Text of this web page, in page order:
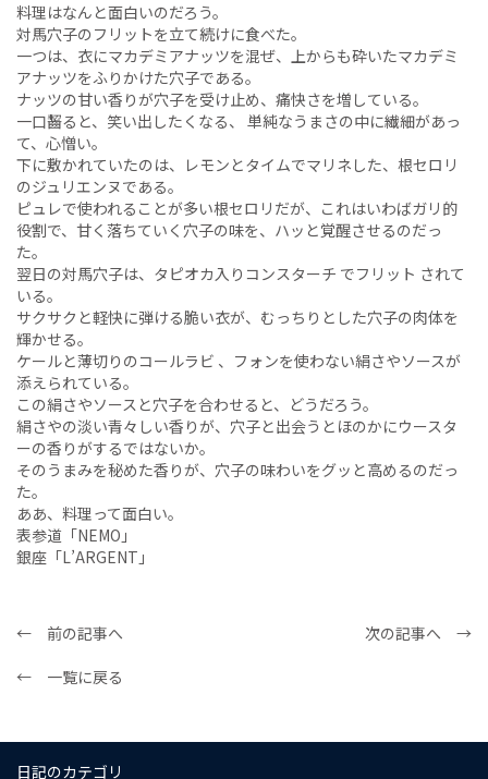
料理はなんと面白いのだろう。
対馬穴子のフリットを立て続けに食べた。
一つは、衣にマカデミアナッツを混ぜ、上からも砕いたマカデミ
アナッツをふりかけた穴子である。
ナッツの甘い香りが穴子を受け止め、痛快さを増している。
一口齧ると、笑い出したくなる、 単純なうまさの中に繊細があっ
て、心憎い。
下に敷かれていたのは、レモンとタイムでマリネした、根セロリ
のジュリエンヌである。
ピュレで使われることが多い根セロリだが、これはいわばガリ的
役割で、甘く落ちていく穴子の味を、ハッと覚醒させるのだっ
た。
翌日の対馬穴子は、タピオカ入りコンスターチ でフリット されて
いる。
サクサクと軽快に弾ける脆い衣が、むっちりとした穴子の肉体を
輝かせる。
ケールと薄切りのコールラビ 、フォンを使わない絹さやソースが
添えられている。
この絹さやソースと穴子を合わせると、どうだろう。
絹さやの淡い青々しい香りが、穴子と出会うとほのかにウースタ
ーの香りがするではないか。
そのうまみを秘めた香りが、穴子の味わいをグッと高めるのだっ
た。
ああ、料理って面白い。
表参道「NEMO」
銀座「L’ARGENT」
← 前の記事へ
次の記事へ →
← 一覧に戻る
日記のカテゴリ